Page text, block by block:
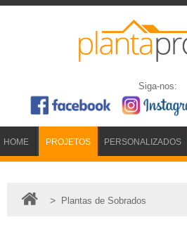
Siga-nos:
HOME PROJETOS PERSONALIZADOS
> Plantas de Sobrados